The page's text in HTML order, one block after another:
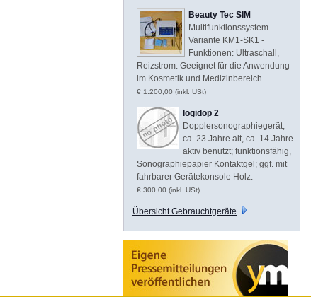
Beauty Tec SIM
Multifunktionssystem
Variante KM1-SK1 -
Funktionen: Ultraschall,
Reizstrom. Geeignet für die Anwendung
im Kosmetik und Medizinbereich
€ 1.200,00 (inkl. USt)
logidop 2
Dopplersonographiegerät,
ca. 23 Jahre alt, ca. 14 Jahre
aktiv benutzt; funktionsfähig,
Sonographiepapier Kontaktgel; ggf. mit
fahrbarer Gerätekonsole Holz.
€ 300,00 (inkl. USt)
Übersicht Gebrauchtgeräte